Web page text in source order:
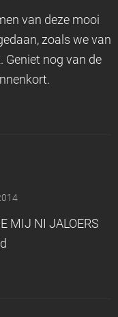
van deze mooi
zoals we van
Geniet nog van de
MIJ NI JALOERS